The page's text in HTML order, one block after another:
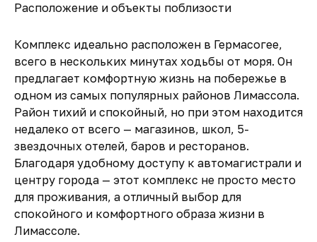
Расположение и объекты поблизости
Комплекс идеально расположен в Гермасогее,
всего в нескольких минутах ходьбы от моря. Он
предлагает комфортную жизнь на побережье в
одном из самых популярных районов Лимассола.
Район тихий и спокойный, но при этом находится
недалеко от всего — магазинов, школ, 5-
звездочных отелей, баров и ресторанов.
Благодаря удобному доступу к автомагистрали и
центру города — этот комплекс не просто место
для проживания, а отличный выбор для
спокойного и комфортного образа жизни в
Лимассоле.